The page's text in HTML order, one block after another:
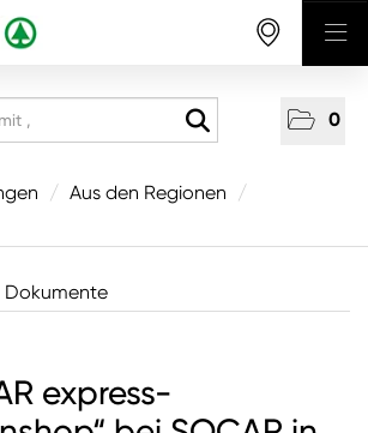
0
/ Aus den Regionen
/
Dokumente
express-